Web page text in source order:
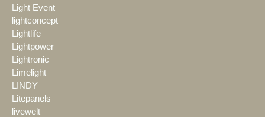
Light Event
lightconcept
Lightlife
Lightpower
Lightronic
Limelight
LINDY
Litepanels
livewelt